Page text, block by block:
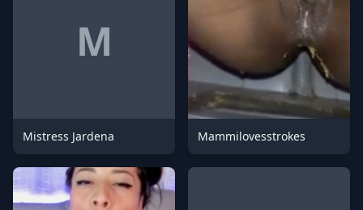
M
Mistress Jardena Mammilovesstrokes